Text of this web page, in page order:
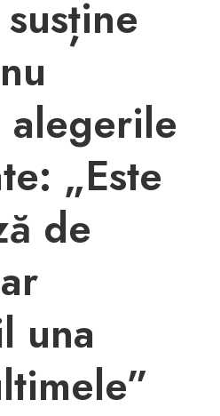
alegerile
„Este
de
una